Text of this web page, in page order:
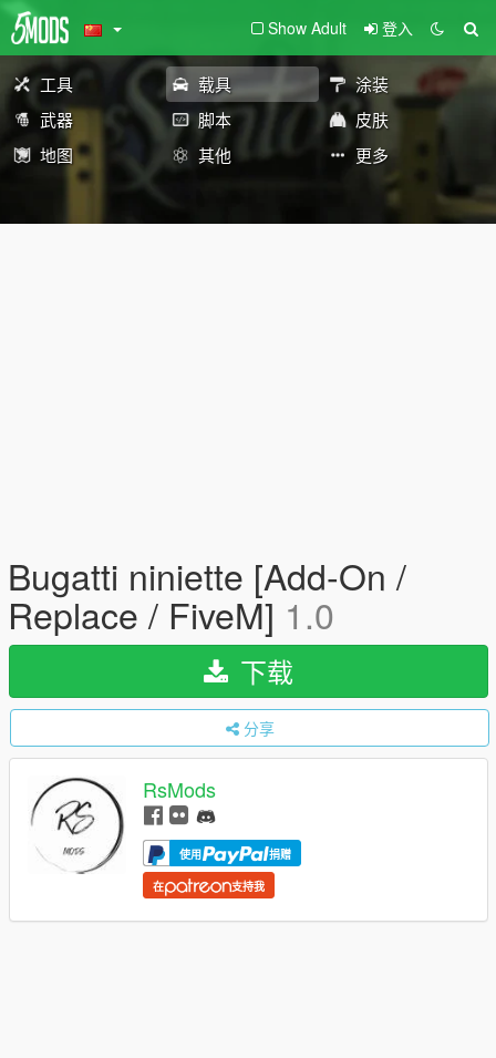
Show Adult 登入
工具 载具
涂装
武器
脚本
皮肤
地图
其他 更多
Bugatti niniette [Add-On /
Replace / FiveM] 1.0
下载
分享
RsMods
使用 捐赠
在 支持我